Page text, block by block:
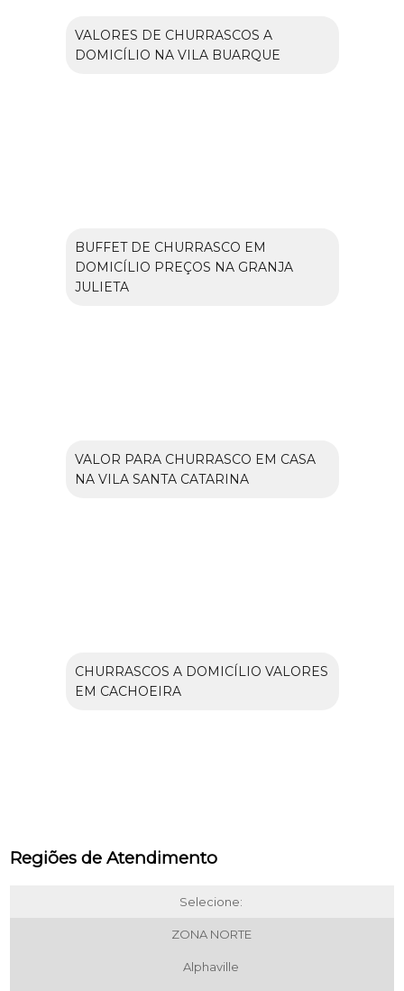
VALORES DE CHURRASCOS A
DOMICÍLIO NA VILA BUARQUE
BUFFET DE CHURRASCO EM
DOMICÍLIO PREÇOS NA GRANJA
JULIETA
VALOR PARA CHURRASCO EM CASA
NA VILA SANTA CATARINA
CHURRASCOS A DOMICÍLIO VALORES
EM CACHOEIRA
Regiões de Atendimento
Selecione:
ZONA NORTE
Alphaville